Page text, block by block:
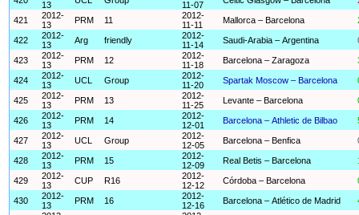
13
11-07
421
2012-
13
PRM 11
2012-
11-11
Mallorca – Barcelona
422
2012-
13
Arg friendly
2012-
11-14
Saudi-Arabia – Argentina
423
2012-
13
PRM 12
2012-
11-18
Barcelona – Zaragoza
424
2012-
13
UCL Group
2012-
11-20
Spartak Moscow – Barcelona
425
2012-
13
PRM 13
2012-
11-25
Levante – Barcelona
426
2012-
13
PRM 14
2012-
12-01
Barcelona – Athletic de Bilbao
427
2012-
13
UCL Group
2012-
12-05
Barcelona – Benfica
428
2012-
13
PRM 15
2012-
12-09
Real Betis – Barcelona
429
2012-
13
CUP R16
2012-
12-12
Córdoba – Barcelona
430
2012-
13
PRM 16
2012-
12-16
Barcelona – Atlético de Madrid